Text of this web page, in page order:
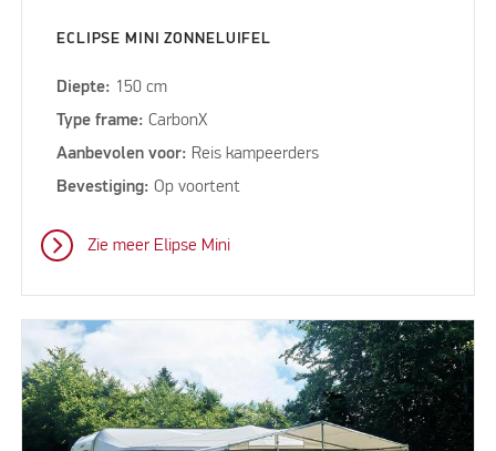
ECLIPSE MINI ZONNELUIFEL
Diepte: 150 cm
Type frame:CarbonX
Aanbevolen voor: Reis kampeerders
Bevestiging:Op voortent
Zie meer Elipse Mini